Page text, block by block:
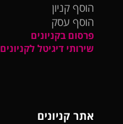
הוסף קניון
הוסף עסק
פרסום בקניונים
שירותי דיגיטל לקניונים
אתר קניונים